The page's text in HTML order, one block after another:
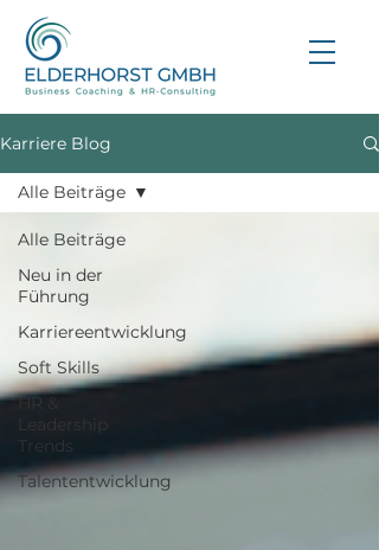
Karriere Blog
Alle Beiträge
Neu in der
Führung
Karriereentwicklung
Soft Skills
HR &
Leadership
Trends
Talententwicklung
Alle Beiträge